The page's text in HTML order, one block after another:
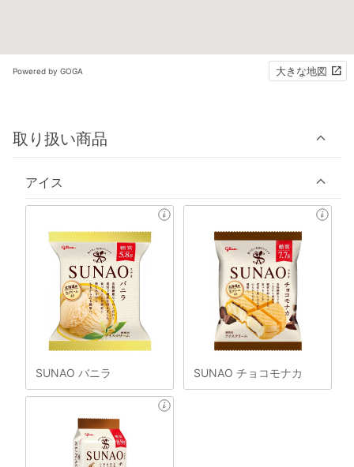
Powered by GOGA 大きな地図
取り扱い商品
アイス
SUNAO バニラ SUNAO チョコモナカ